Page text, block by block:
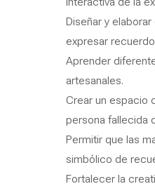
Diseñar y
expresar
Aprender
artesanales.
Crear un espacio
persona fallecida
Permitir que las
simbólico de
Fortalecer la